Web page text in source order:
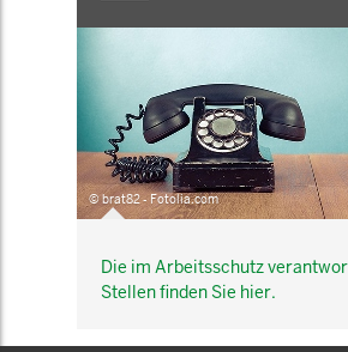
© brat82 - Fotolia.com
Die im Arbeitsschutz
Stellen finden Sie hier.